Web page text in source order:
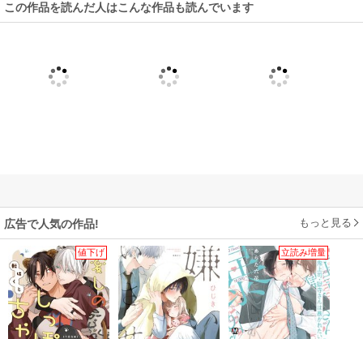
この作品を読んだ人はこんな作品も読んでいます
広告で人気の作品! もっと見る
値下げ 立読み増量